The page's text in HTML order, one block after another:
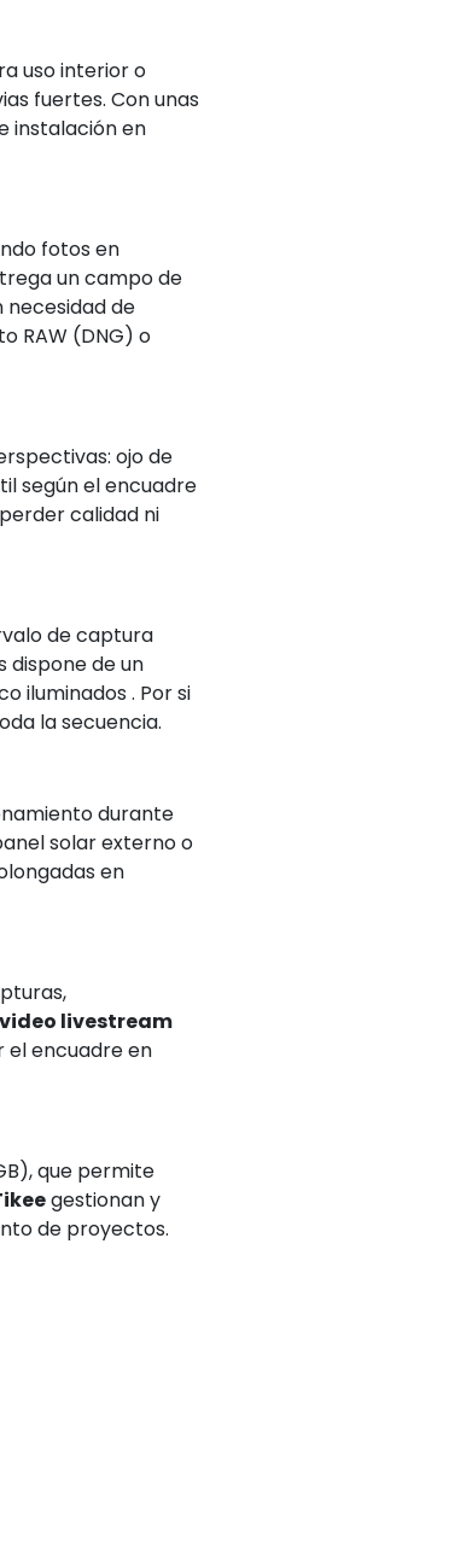
uso interior o
fuertes. Con unas
instalación en
fotos en
un campo de
necesidad de
RAW (DNG) o
ojo de
según el encuadre
calidad ni
de captura
dispone de un
iluminados . Por si
la secuencia.
durante
solar externo o
en
video livestream
el encuadre en
que permite
gestionan y
de proyectos.